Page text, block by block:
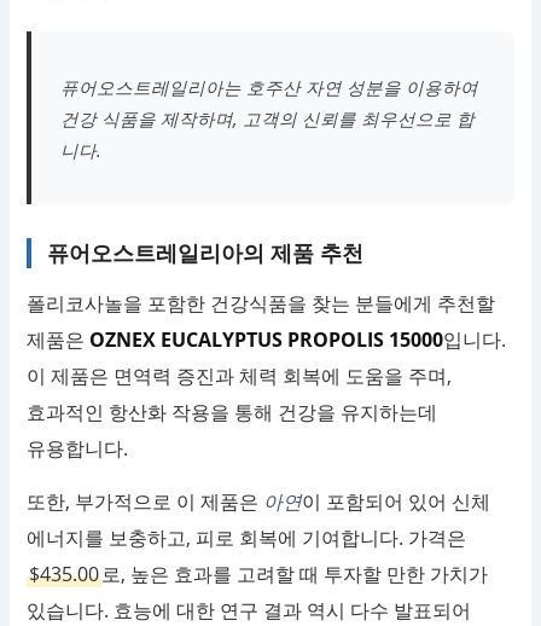
퓨어오스트레일리아는 호주산 자연 성분을 이용하여
건강 식품을 제작하며, 고객의 신뢰를 최우선으로 합
니다.
퓨어오스트레일리아의 제품 추천
폴리코사놀을 포함한 건강식품을 찾는 분들에게 추천할
제품은 OZNEX EUCALYPTUS PROPOLIS 15000입니다.
이 제품은 면역력 증진과 체력 회복에 도움을 주며,
효과적인 항산화 작용을 통해 건강을 유지하는데
유용합니다.
또한, 부가적으로 이 제품은 아연이 포함되어 있어 신체
에너지를 보충하고, 피로 회복에 기여합니다. 가격은
$435.00로, 높은 효과를 고려할 때 투자할 만한 가치가
있습니다. 효능에 대한 연구 결과 역시 다수 발표되어